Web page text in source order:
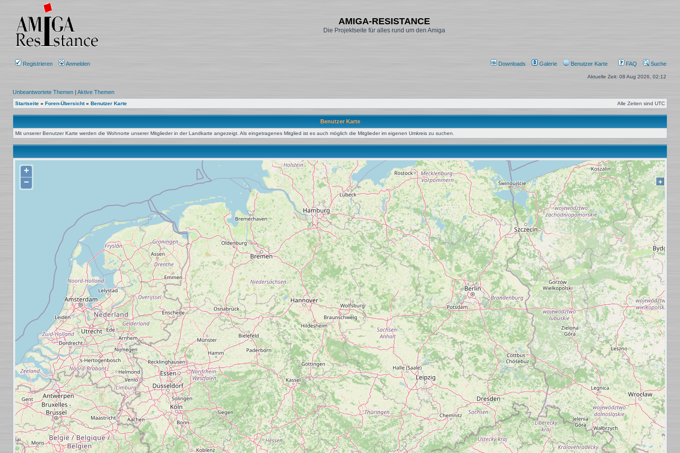
AMIGA-RESISTANCE
Die Projektseite für alles rund um den Amiga
Registrieren Anmelden Downloads Galerie Benutzer Karte FAQ Suche
Aktuelle Zeit: 08 Aug 2026, 02:12
Unbeantwortete Themen | Aktive Themen
Startseite » Foren-Übersicht» Benutzer Karte Alle Zeiten sind UTC
Benutzer Karte
Mit unserer Benutzer Karte werden die Wohnorte unserer Mitglieder in der Landkarte angezeigt. Als eingetragenes Mitglied ist es auch möglich die Mitglieder im eigenen Umkreis zu suchen.
+
−
+